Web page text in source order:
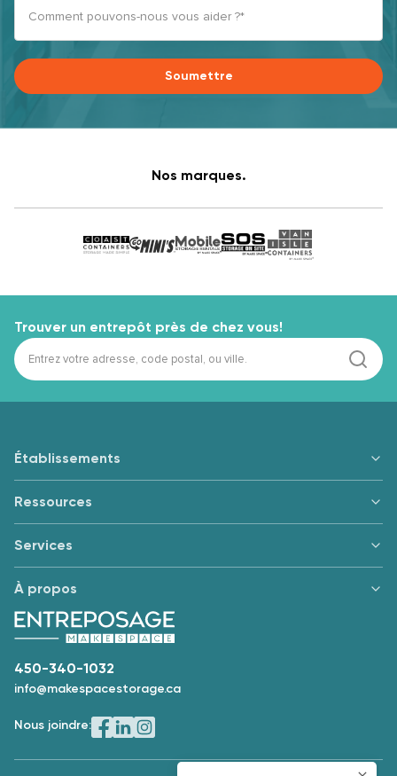
Comment pouvons-nous vous aider ?*
Soumettre
Nos marques.
Trouver un entrepôt près de chez vous!
450-340-1032
info@makespacestorage.ca
Nous joindre:
Établissements
Ressources
Services
À propos